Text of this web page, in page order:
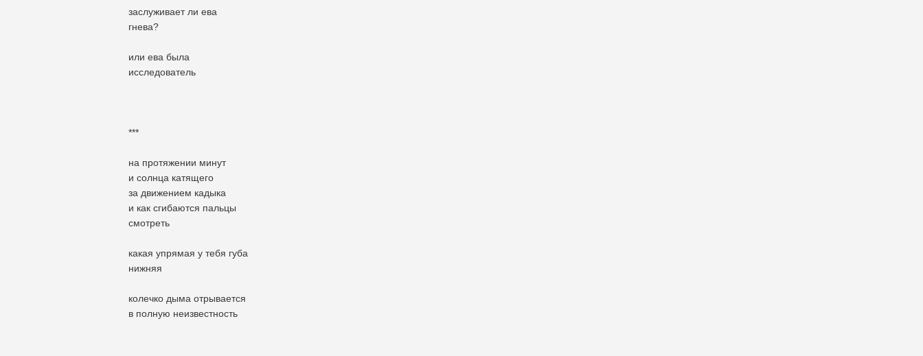
заслуживает ли ева
гнева?
или ева была
исследователь
***
на протяжении минут
и солнца катящего
за движением кадыка
и как сгибаются пальцы
смотреть
какая упрямая у тебя губа
нижняя
колечко дыма отрывается
в полную неизвестность